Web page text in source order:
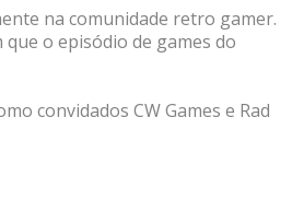
na comunidade retro gamer.
o episódio de games do
convidados CW Games e Rad